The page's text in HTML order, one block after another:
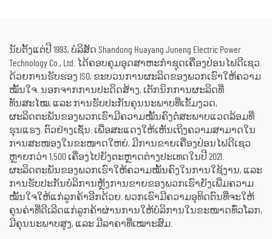
ນັບຕັ້ງແຕ່ປີ 1993, ບໍລິສັດ Shandong Huayang Juneng Electric Power
Technology Co., Ltd. ໄດ້ຄອບຄຸມອຸດສາຫະກຳຊຸດເຄື່ອງປ່ອນໄຟດີເຊວ.
ດ້ວຍການຮັບຮອງ ISO, ຂະບວນການຜະລິດຂອງພວກເຮົາໃຫ້ຄວາມ
ໝັ້ນໃຈ. ນອກຈາກການປະດິດສ້າງ, ເຕັກນິກການຜະລິດທີ່
ທັນສະໄໝ, ແລະ ການຮັບປະກັນຄຸນນະພາບທີ່ເຂັ້ມງວດ,
ຜະລິດຕະພັນຂອງພວກເຮົາມີຄວາມໝັ້ນຄົງຕໍ່ສະພາບແວດລ້ອມທີ່
ຮຸນແຮງ. ຕົວຢ່າງເຊັ່ນ: ເພື່ອສະແດງໃຫ້ເຫັນເຖິງຄວາມສາມາດໃນ
ການສະໜອງໃນຂະໜາດໃຫຍ່, ມີການຂາຍເຄື່ອງປ່ອນໄຟດີເຊວ
ຫຼາຍກວ່າ 1,500 ເຄື່ອງໄປຍັງຕະຫຼາດຕ່າງປະເທດໃນປີ 2021.
ຜະລິດຕະພັນຂອງພວກເຮົາໃຫ້ຄວາມໝັ້ນຄົງໃນການໃຊ້ງານ, ແລະ
ການຮັບປະກັນບໍລິການຫຼັງການຂາຍຂອງພວກເຮົາຍັງເພີ່ມຄວາມ
ໝັ້ນໃຈໃຫ້ແກ່ລູກຄ້າອີກດ້ວຍ. ພວກເຮົາມີຄວາມອຸທິດຕົນທີ່ຈະໃຫ້
ຄຸນຄ່າທີ່ດີເລີດແກ່ລູກຄ້າຜ່ານການໃຫ້ບໍລິການໃນຂະໜາດທົ່ວໂລກ,
ມີຄຸນນະພາບສູງ, ແລະ ມີລາຄາທີ່ເໝາະສົມ.